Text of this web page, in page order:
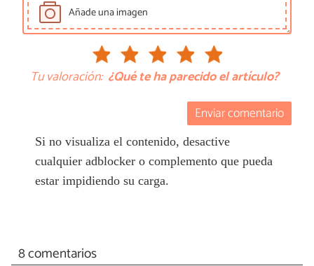
Añade una imagen
Tu valoración: ¿Qué te ha parecido el artículo?
Enviar comentario
Si no visualiza el contenido, desactive
cualquier adblocker o complemento que pueda
estar impidiendo su carga.
8 comentarios